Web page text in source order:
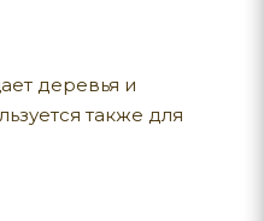
деревья и
также для